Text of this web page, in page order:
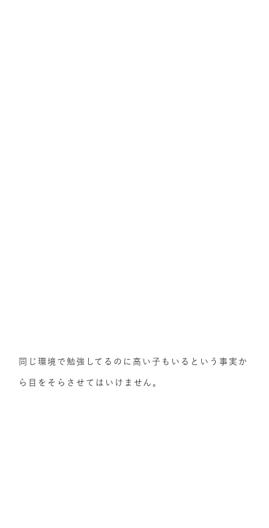
同じ環境で勉強してるのに高い子もいるという事実か
ら目をそらさせてはいけません。